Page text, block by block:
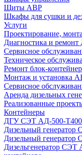
Щиты АВР
Шкафы для сушки и
Услуги
Проектирование,
Диагностика и
Сервисное
Техническое
Ремонт блок-
Монтаж и установка
Сервисное
Аренда дизельных
Реализованные
Контейнеры
ДГУ СЭТ АД-500-Т400
Дизельный генератор
Дизельный генератор
Дизельгенератор